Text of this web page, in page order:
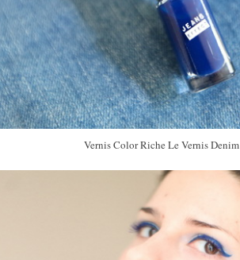
Vernis Color Riche Le Vernis Denim